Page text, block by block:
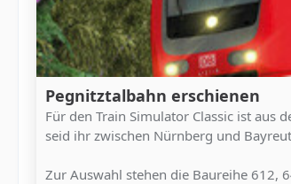
Pegnitztalbahn erschienen
Für den Train Simulator Classic ist aus
seid ihr zwischen Nürnberg und
Zur Auswahl stehen die Baureihe 612,